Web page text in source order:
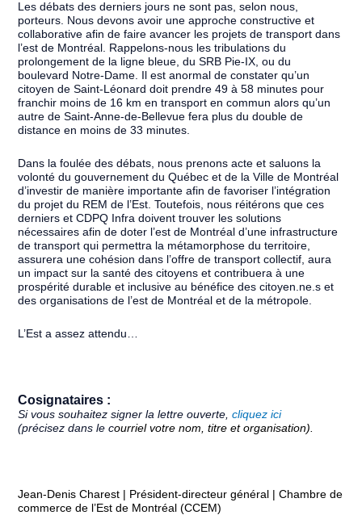
Les débats des derniers jours ne sont pas, selon nous,
porteurs. Nous devons avoir une approche constructive et
collaborative afin de faire avancer les projets de transport dans
l’est de Montréal. Rappelons-nous les tribulations du
prolongement de la ligne bleue, du SRB Pie-IX, ou du
boulevard Notre-Dame. Il est anormal de constater qu’un
citoyen de Saint-Léonard doit prendre 49 à 58 minutes pour
franchir moins de 16 km en transport en commun alors qu’un
autre de Saint-Anne-de-Bellevue fera plus du double de
distance en moins de 33 minutes.
Dans la foulée des débats, nous prenons acte et saluons la
volonté du gouvernement du Québec et de la Ville de Montréal
d’investir de manière importante afin de favoriser l’intégration
du projet du REM de l’Est. Toutefois, nous réitérons que ces
derniers et CDPQ Infra doivent trouver les solutions
nécessaires afin de doter l’est de Montréal d’une infrastructure
de transport qui permettra la métamorphose du territoire,
assurera une cohésion dans l’offre de transport collectif, aura
un impact sur la santé des citoyens et contribuera à une
prospérité durable et inclusive au bénéfice des citoyen.ne.s et
des organisations de l’est de Montréal et de la métropole.
L’Est a assez attendu…
Cosignataires :
Si vous souhaitez signer la lettre ouverte,cliquez ici
(précisez dans le courriel votre nom, titre et organisation).
Jean-Denis Charest | Président-directeur général | Chambre de
commerce de l’Est de Montréal (CCEM)